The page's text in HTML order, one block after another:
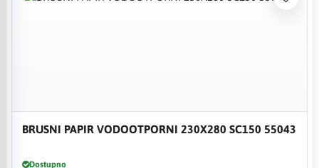
BRUSNI PAPIR VODOOTPORNI 230X280 SC150 55043
Dostupno